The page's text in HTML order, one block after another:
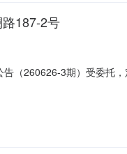
187-2号
（260626-3期）受委托
道5号海南大厦主楼41层